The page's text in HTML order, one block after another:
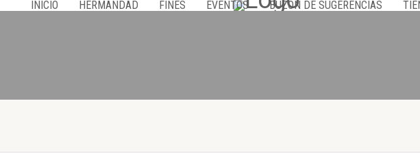
INICIO HERMANDAD FINES EVENTOS BUZÓN DE SUGERENCIAS